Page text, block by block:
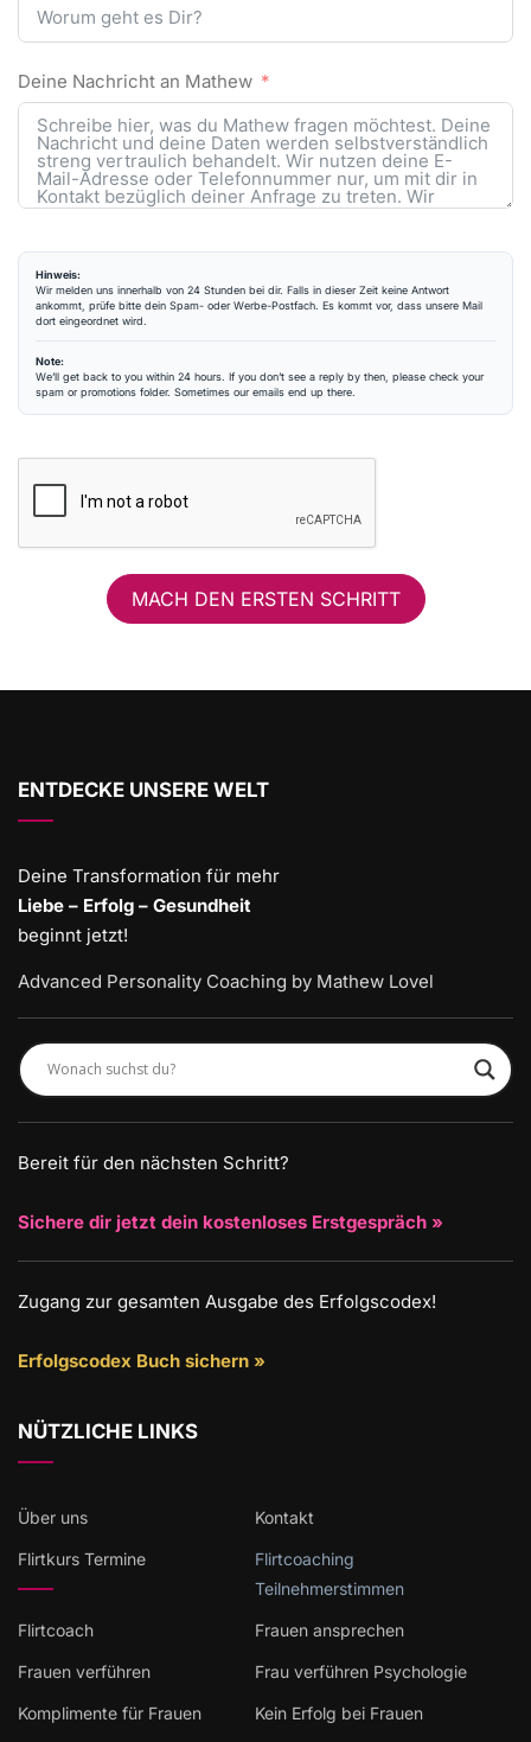
Deine Nachricht an Mathew
Hinweis:
Wir melden uns innerhalb von 24 Stunden bei dir. Falls in dieser Zeit keine Antwort
ankommt, prüfe bitte dein Spam- oder Werbe-Postfach. Es kommt vor, dass unsere Mail
dort eingeordnet wird.
Note:
We’ll get back to you within 24 hours. If you don’t see a reply by then, please check your
spam or promotions folder. Sometimes our emails end up there.
MACH DEN ERSTEN SCHRITT
ENTDECKE UNSERE WELT
Deine Transformation für mehr
Liebe – Erfolg – Gesundheit
beginnt jetzt!
Advanced Personality Coaching by Mathew Lovel
Bereit für den nächsten Schritt?
Sichere dir jetzt dein kostenloses Erstgespräch »
Zugang zur gesamten Ausgabe des Erfolgscodex!
Erfolgscodex Buch sichern »
NÜTZLICHE LINKS
Über uns Kontakt
Flirtkurs Termine
Flirtcoaching
Teilnehmerstimmen
Flirtcoach Frauen ansprechen
Frauen verführen Frau verführen Psychologie
Komplimente für Frauen Kein Erfolg bei Frauen